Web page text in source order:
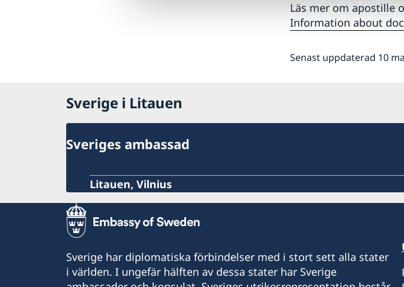
Läs mer om apostille
Information about
Senast uppdaterad 10
Sverige i Litauen
Sveriges ambassad
Litauen, Vilnius
Sverige har diplomatiska förbindelser med i stort sett alla stater
i världen. I ungefär hälften av dessa stater har Sverige